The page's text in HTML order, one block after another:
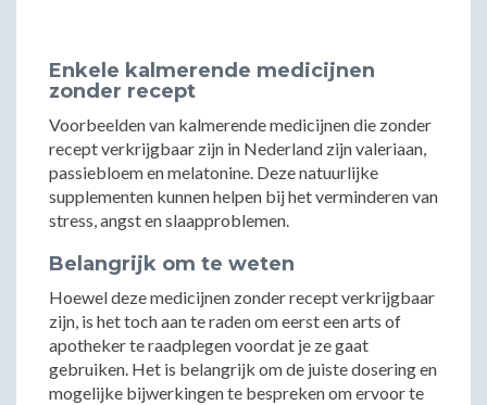
Enkele kalmerende medicijnen
zonder recept
Voorbeelden van kalmerende medicijnen die zonder
recept verkrijgbaar zijn in Nederland zijn valeriaan,
passiebloem en melatonine. Deze natuurlijke
supplementen kunnen helpen bij het verminderen van
stress, angst en slaapproblemen.
Belangrijk om te weten
Hoewel deze medicijnen zonder recept verkrijgbaar
zijn, is het toch aan te raden om eerst een arts of
apotheker te raadplegen voordat je ze gaat
gebruiken. Het is belangrijk om de juiste dosering en
mogelijke bijwerkingen te bespreken om ervoor te